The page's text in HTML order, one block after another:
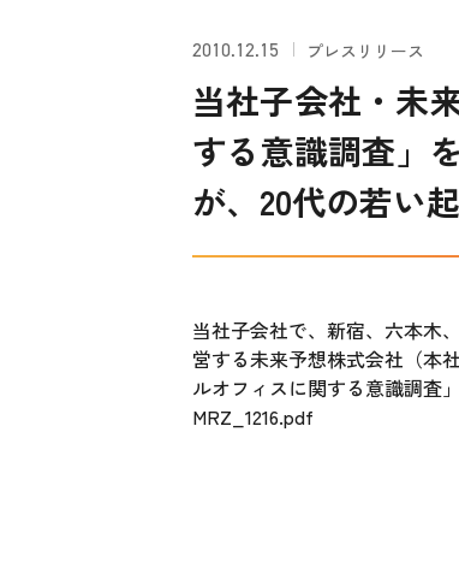
2010.12.15 プレスリリース
当社子会社・未
する意識調査」
が、20代の若い
当社子会社で、新宿、六本木
営する未来予想株式会社（本
ルオフィスに関する意識調査
MRZ_1216.pdf